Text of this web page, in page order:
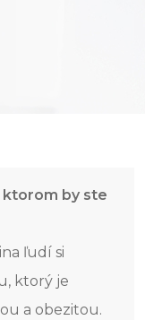
ktorom by ste
ľudí si
ktorý je
a obezitou.